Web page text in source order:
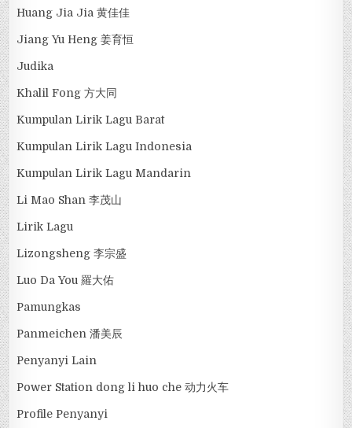
Huang Jia Jia 黄佳佳
Jiang Yu Heng 姜育恒
Judika
Khalil Fong 方大同
Kumpulan Lirik Lagu Barat
Kumpulan Lirik Lagu Indonesia
Kumpulan Lirik Lagu Mandarin
Li Mao Shan 李茂山
Lirik Lagu
Lizongsheng 李宗盛
Luo Da You 羅大佑
Pamungkas
Panmeichen 潘美辰
Penyanyi Lain
Power Station dong li huo che 动力火车
Profile Penyanyi